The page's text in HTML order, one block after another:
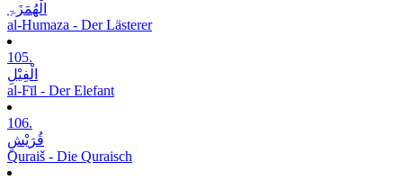
الْھُمَزَۃِ
al-Humaza - Der Lästerer
105.
الْفِیْلِ
al-Fīl - Der Elefant
106.
قُرَیْشٍ
Quraiš - Die Quraisch